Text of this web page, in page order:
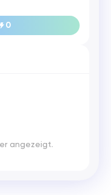
0
angezeigt.